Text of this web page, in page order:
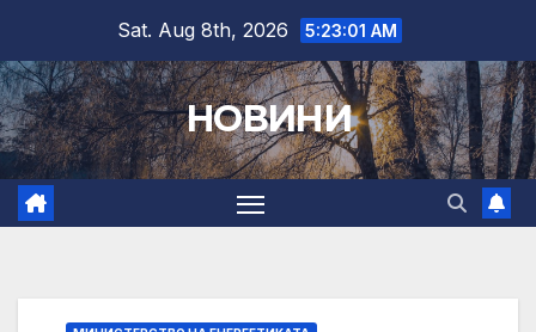
content
Sat. Aug 8th, 2026 5:23:02 AM
НОВИНИ